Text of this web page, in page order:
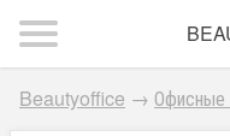
Beautyoffice → Офисные